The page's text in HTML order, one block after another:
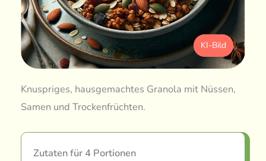
KI-Bild
Knuspriges, hausgemachtes Granola mit Nüssen,
Samen und Trockenfrüchten.
Zutaten für 4 Portionen